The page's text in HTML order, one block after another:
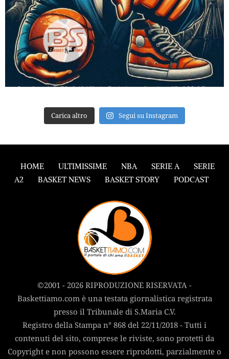
Carica altro Segui su Instagram
HOME ULTIMISSIME NBA SERIE A
SERIE
A2
BASKET NEWS BASKET STORY PODCAST
©2001 - 2026 RIPRODUZIONE RISERVATA -
Baskettiamo.com è una testata giornalistica registrata
presso il Tribunale di S.Maria C.V.
Registro della Stampa n° 868 del 22/11/2018 - Tutti i
contenuti del sito, comprese le riviste, sono protetti da
Copyright e non possono essere riprodotti, parzialmente o